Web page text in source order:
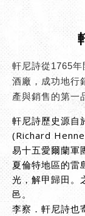
軒尼詩從1765
酒廠，成功地行
產與銷售的第一
軒尼詩歷史源自
(Richard
易十五愛爾蘭軍
夏倫特地區的雷
光，解甲歸田。
邑。
李察．軒尼詩也